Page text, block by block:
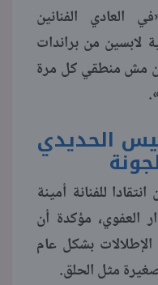
العادي الفنانين
لابسين من براندات
مش منطقي كل مرة
الحديدي
للفنانة أمينة
العفوي، مؤكدة أن
بشكل عام
مثل الحلق.